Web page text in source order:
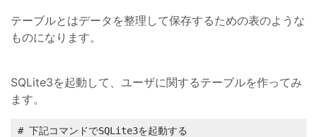
テーブルとはデータを整理して保存するための表のような
ものになります。
SQLite3を起動して、ユーザに関するテーブルを作ってみ
ます。
# 下記コマンドでSQLite3を起動する